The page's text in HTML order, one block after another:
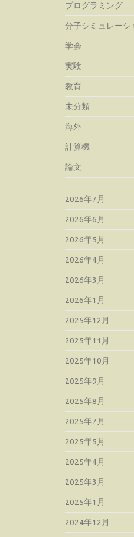
プログラミング
分子シミュレーシ
学会
実験
教育
未分類
海外
計算機
論文
2026年7月
2026年6月
2026年5月
2026年4月
2026年3月
2026年1月
2025年12月
2025年11月
2025年10月
2025年9月
2025年8月
2025年7月
2025年5月
2025年4月
2025年3月
2025年1月
2024年12月